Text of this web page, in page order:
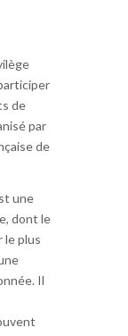
de
par
de
une
dont le
le plus
Il